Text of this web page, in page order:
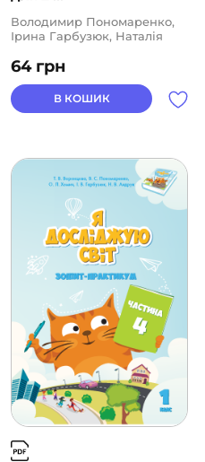
64 грн
Володимир Пономаренко,
Ірина Гарбузюк, Наталія
Тетяна Воронцова
В КОШИК